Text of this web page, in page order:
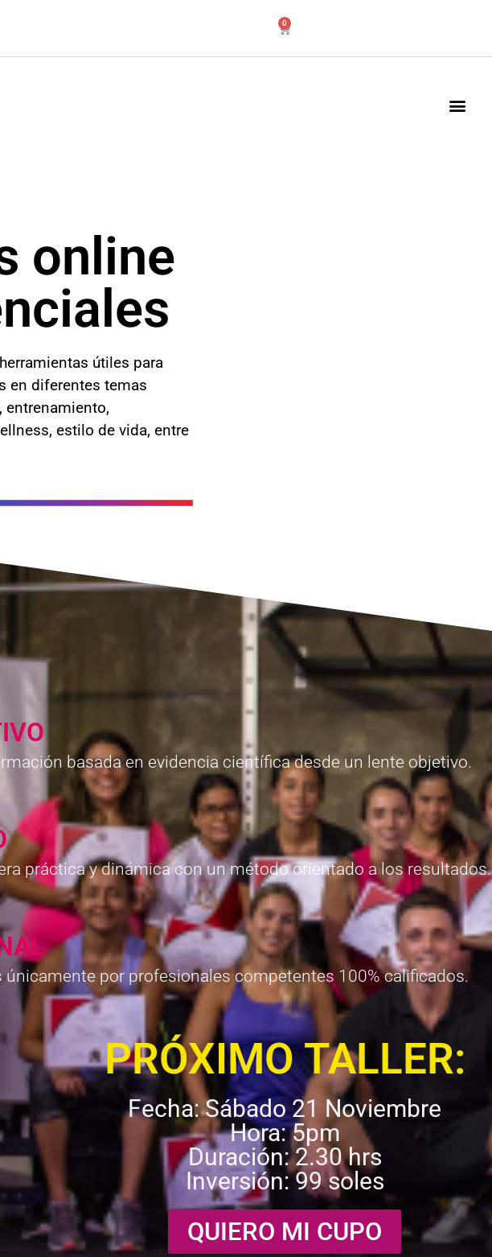
0
online
útiles para
en diferentes temas
entrenamiento,
estilo de vida, entre
basada en evidencia científica desde un lente objetivo.
práctica y dinámica con un método orientado a los resultados.
únicamente por profesionales competentes 100% calificados.
PRÓXIMO TALLER:
Fecha: Sábado 21 Noviembre
Hora: 5pm
Duración: 2.30 hrs
Inversión: 99 soles
QUIERO MI CUPO